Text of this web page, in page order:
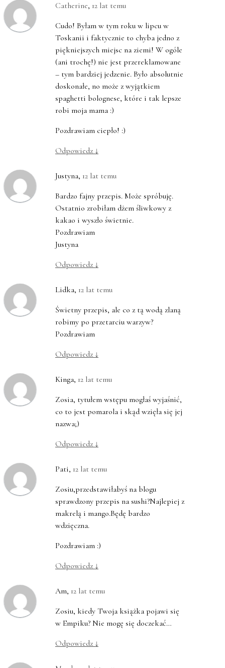
Catherine, 12 lat temu
Cudo! Byłam w tym roku w lipcu w
Toskanii i faktycznie to chyba jedno z
piękniejszych miejsc na ziemi! W ogóle
(ani trochę!) nie jest przereklamowane
– tym bardziej jedzenie. Było absolutnie
doskonałe, no może z wyjątkiem
spaghetti bolognese, które i tak lepsze
robi moja mama :)
Pozdrawiam ciepło! :)
Odpowiedz ↓
Justyna, 12 lat temu
Bardzo fajny przepis. Może spróbuję.
Ostatnio zrobiłam dżem śliwkowy z
kakao i wyszło świetnie.
Pozdrawiam
Justyna
Odpowiedz ↓
Lidka, 12 lat temu
Świetny przepis, ale co z tą wodą zlaną
robimy po przetarciu warzyw?
Pozdrawiam
Odpowiedz ↓
Kinga, 12 lat temu
Zosia, tytułem wstępu mogłaś wyjaśnić,
co to jest pomarola i skąd wzięła się jej
nazwa;)
Odpowiedz ↓
Pati, 12 lat temu
Zosiu,przedstawiłabyś na blogu
sprawdzony przepis na sushi?Najlepiej z
makrelą i mango.Będę bardzo
wdzięczna.
Pozdrawiam :)
Odpowiedz ↓
Am, 12 lat temu
Zosiu, kiedy Twoja książka pojawi się
w Empiku? Nie mogę się doczekać…
Odpowiedz ↓